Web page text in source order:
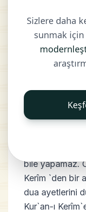
Hayız
122- Adet
müslüman
vardır. Şöyle
bile yapamaz.
Kerîm `den bir
dua ayetlerini
Kur`an-ı
Sizlere daha
sunmak